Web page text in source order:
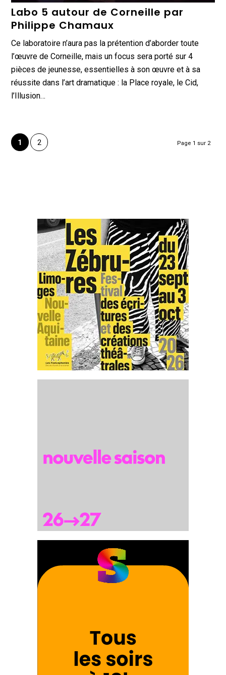
Labo 5 autour de Corneille par
Philippe Chamaux
Ce laboratoire n’aura pas la prétention d’aborder toute
l’œuvre de Corneille, mais un focus sera porté sur 4
pièces de jeunesse, essentielles à son œuvre et à sa
réussite dans l’art dramatique : la Place royale, le Cid,
l’Illusion…
Page 1 sur 2
1 2